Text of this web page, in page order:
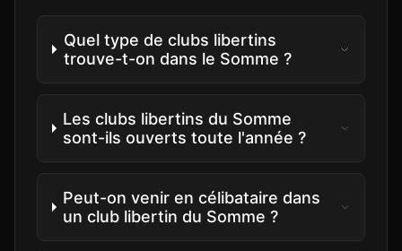
Quel type de clubs libertins
trouve-t-on dans le Somme ?
Les clubs libertins du Somme
sont-ils ouverts toute l'année ?
Peut-on venir en célibataire dans
un club libertin du Somme ?